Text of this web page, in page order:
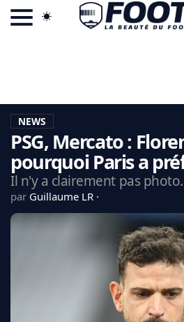
LA CHARTE
VIE PRIVÉE
CGU
CONTACTEZ-NOUS
NEWS
PSG, Mercato :
pourquoi Paris a
Il n'y a clairement pas photo.
par Guillaume LR